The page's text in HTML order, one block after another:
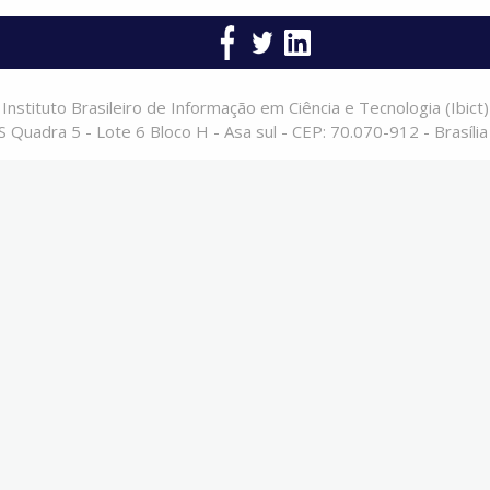
Instituto Brasileiro de Informação em Ciência e Tecnologia (Ibict)
Quadra 5 - Lote 6 Bloco H - Asa sul - CEP: 70.070-912 -